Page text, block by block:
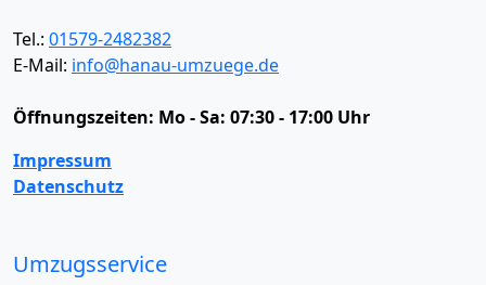
Tel.: 01579-2482382
E-Mail: info@hanau-umzuege.de
Öffnungszeiten: Mo - Sa: 07:30 - 17:00 Uhr
Impressum
Datenschutz
Umzugsservice